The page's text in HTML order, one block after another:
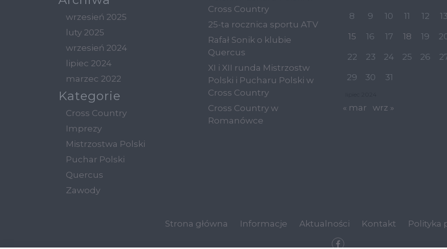
wrzesień 2025
luty 2025
wrzesień 2024
lipiec 2024
marzec 2022
Kategorie
Cross Country
Imprezy
Mistrzostwa Polski
Puchar Polski
Quercus
Zawody
Cross Country
25-ta rocznica sportu ATV
Rafał Sonik o klubie
Quercus
XI i XII runda Mistrzostw
Polski i Pucharu Polski w
Cross Country
Cross Country w
Romanówce
8 9 10 11 12 13
15 16 17 18 19
22 23 24 25 26
29 30 31
« mar wrz »
Strona główna Informacje Aktualności Kontakt Polityka